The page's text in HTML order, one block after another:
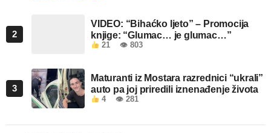
2
VIDEO: “Bihaćko ljeto” – Promocija
knjige: “Glumac… je glumac…”
21 👁 803
3
Maturanti iz Mostara razrednici “ukrali”
auto pa joj priredili iznenađenje života
4 👁 281